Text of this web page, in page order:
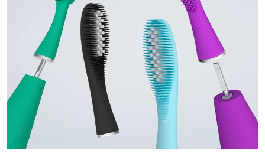
la app FOREO For You.